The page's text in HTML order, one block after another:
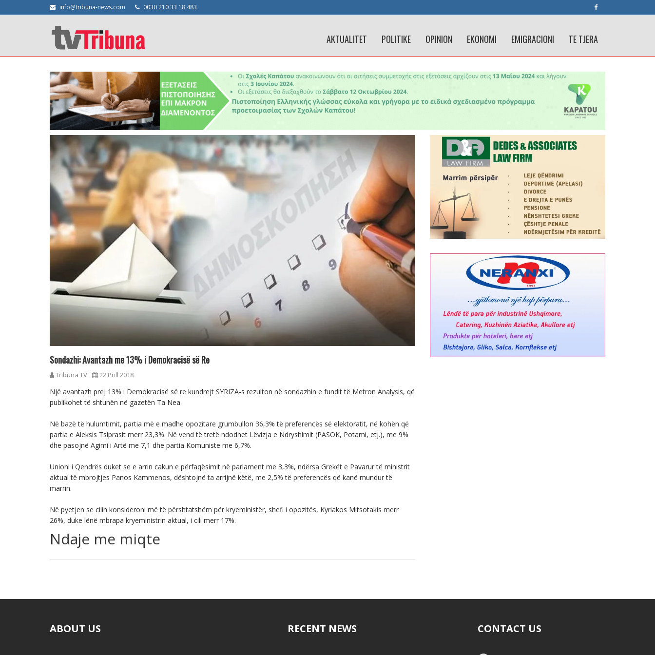
info@tribuna-news.com 0030 210 33 18 483
AKTUALITET POLITIKE OPINION EKONOMI EMIGRACIONI TE TJERA
Sondazhi: Avantazh me 13% i Demokracisë së Re
Tribuna TV 22 Prill 2018
Një avantazh prej 13% i Demokracisë së re kundrejt SYRIZA-s rezulton në sondazhin e fundit të Metron Analysis, që
publikohet të shtunën në gazetën Ta Nea.
Në bazë të hulumtimit, partia më e madhe opozitare grumbullon 36,3% të preferencës së elektoratit, në kohën që
partia e Aleksis Tsiprasit merr 23,3%. Në vend të tretë ndodhet Lëvizja e Ndryshimit (PASOK, Potami, etj.), me 9%
dhe pasojnë Agimi i Artë me 7,1 dhe partia Komuniste me 6,7%.
Unioni i Qendrës duket se e arrin cakun e përfaqësimit në parlament me 3,3%, ndërsa Grekët e Pavarur të ministrit
aktual të mbrojtjes Panos Kammenos, dështojnë ta arrijnë këtë, me 2,5% të preferencës që kanë mundur të
marrin.
Në pyetjen se cilin konsideroni më të përshtatshëm për kryeministër, shefi i opozitës, Kyriakos Mitsotakis merr
26%, duke lënë mbrapa kryeministrin aktual, i cili merr 17%.
Ndaje me miqte
ABOUT US RECENT NEWS CONTACT US